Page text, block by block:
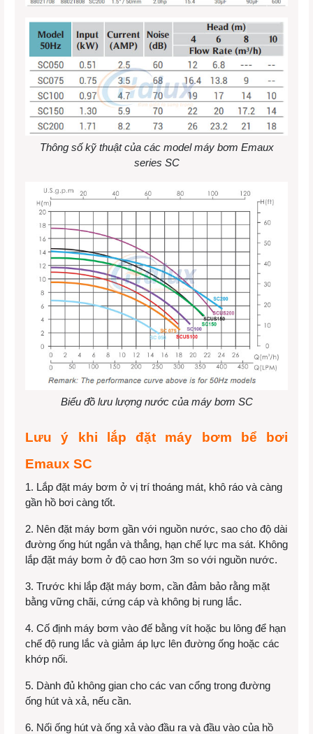
Thông số kỹ thuật của các model máy bơm Emaux
series SC
Biểu đồ lưu lượng nước của máy bơm SC
Lưu ý khi lắp đặt máy bơm bể bơi
Emaux SC
1. Lắp đặt máy bơm ở vị trí thoáng mát, khô ráo và càng
gần hồ bơi càng tốt.
2. Nên đặt máy bơm gần với nguồn nước, sao cho độ dài
đường ống hút ngắn và thẳng, hạn chế lực ma sát. Không
lắp đặt máy bơm ở độ cao hơn 3m so với nguồn nước.
3. Trước khi lắp đặt máy bơm, cần đảm bảo rằng mặt
bằng vững chãi, cứng cáp và không bị rung lắc.
4. Cố định máy bơm vào đế bằng vít hoặc bu lông để hạn
chế độ rung lắc và giảm áp lực lên đường ống hoặc các
khớp nối.
5. Dành đủ không gian cho các van cổng trong đường
ống hút và xả, nếu cần.
6. Nối ống hút và ống xả vào đầu ra và đầu vào của hồ